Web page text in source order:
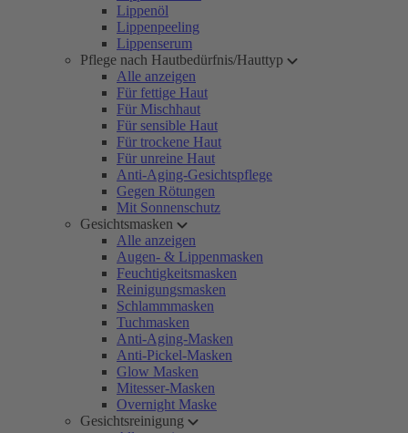
Lippenöl
Lippenpeeling
Lippenserum
Pflege nach Hautbedürfnis/Hauttyp
Alle anzeigen
Für fettige Haut
Für Mischhaut
Für sensible Haut
Für trockene Haut
Für unreine Haut
Anti-Aging-Gesichtspflege
Gegen Rötungen
Mit Sonnenschutz
Gesichtsmasken
Alle anzeigen
Augen- & Lippenmasken
Feuchtigkeitsmasken
Reinigungsmasken
Schlammmasken
Tuchmasken
Anti-Aging-Masken
Anti-Pickel-Masken
Glow Masken
Mitesser-Masken
Overnight Maske
Gesichtsreinigung